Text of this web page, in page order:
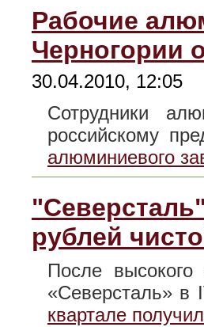
Рабочие
Черногории
30.04.2010, 12:05
Сотрудники
российскому
алюминиевого
рублей
После
«Северсталь»
квартале